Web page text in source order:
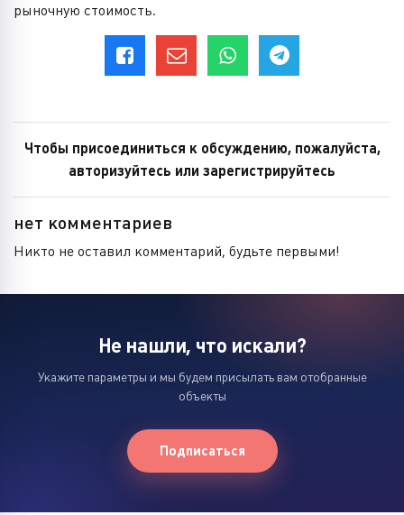
рыночную стоимость.
Чтобы присоединиться к обсуждению, пожалуйста,
авторизуйтесь или зарегистрируйтесь
нет комментариев
Никто не оставил комментарий, будьте первыми!
Не нашли, что искали?
Укажите параметры и мы будем присылать вам отобранные
объекты
Подписаться